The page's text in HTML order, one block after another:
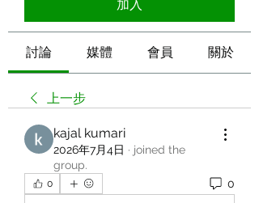
加入
討論 媒體 會員 關於
上一步
kajal kumari
2026年7月4日 · joined the
group.
0 0